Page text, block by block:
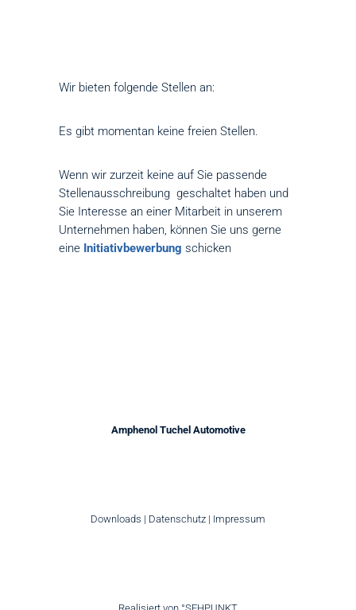
Wir bieten folgende Stellen an:
Es gibt momentan keine freien Stellen.
Wenn wir zurzeit keine auf Sie passende
Stellenausschreibung geschaltet haben und
Sie Interesse an einer Mitarbeit in unserem
Unternehmen haben, können Sie uns gerne
eine Initiativbewerbung schicken
Amphenol Tuchel Automotive
Downloads | Datenschutz | Impressum